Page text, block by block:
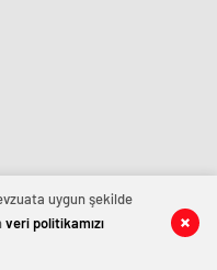
uygun şekilde
veri politikamızı